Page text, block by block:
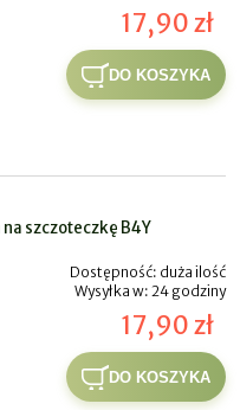
17,90 zł
DO KOSZYKA
szczoteczkę B4Y
Dostępność: duża ilość
Wysyłka w: 24 godziny
17,90 zł
DO KOSZYKA